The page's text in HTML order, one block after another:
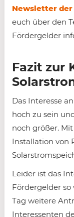
Newsletter der
euch über den
Fördergelder
Fazit zur
Das Interesse
hoch zu sein
noch größer.
Installation von
Leider ist das
Fördergelder
Tag weitere
Interessenten